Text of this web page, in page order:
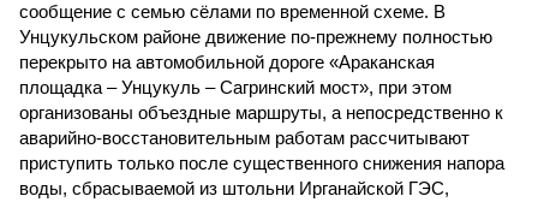
сообщение с семью сёлами по временной схеме. В
Унцукульском районе движение по-прежнему полностью
перекрыто на автомобильной дороге «Араканская
площадка – Унцукуль – Сагринский мост», при этом
организованы объездные маршруты, а непосредственно к
аварийно-восстановительным работам рассчитывают
приступить только после существенного снижения напора
воды, сбрасываемой из штольни Ирганайской ГЭС,